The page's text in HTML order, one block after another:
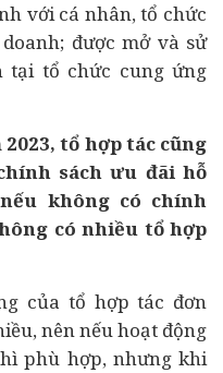
với cá nhân, tổ chức
được mở và sử
tại tổ chức cung ứng
tổ hợp tác cũng
sách ưu đãi hỗ
không có chính
có nhiều tổ hợp
của tổ hợp tác đơn
nên nếu hoạt động
phù hợp, nhưng khi